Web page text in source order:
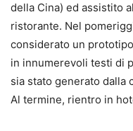
della Cina) ed assistito
ristorante. Nel
considerato un
in innumerevoli testi di
sia stato generato dalla
Al termine, rientro in